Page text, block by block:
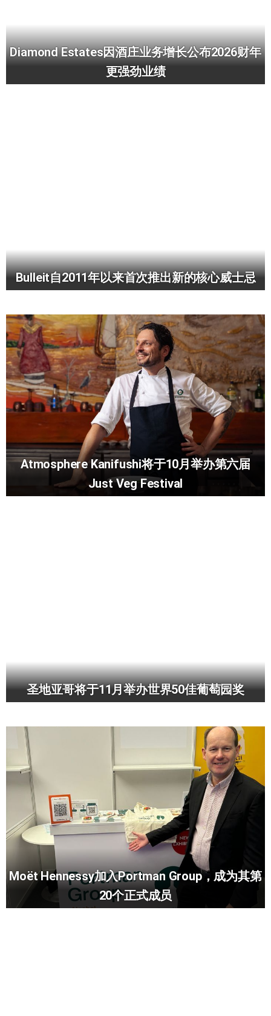
Diamond Estates因酒庄业务增长公布2026财年
更强劲业绩
Bulleit自2011年以来首次推出新的核心威士忌
Atmosphere Kanifushi将于10月举办第六届
Just Veg Festival
圣地亚哥将于11月举办世界50佳葡萄园奖
Moët Hennessy加入Portman Group，成为其第
20个正式成员